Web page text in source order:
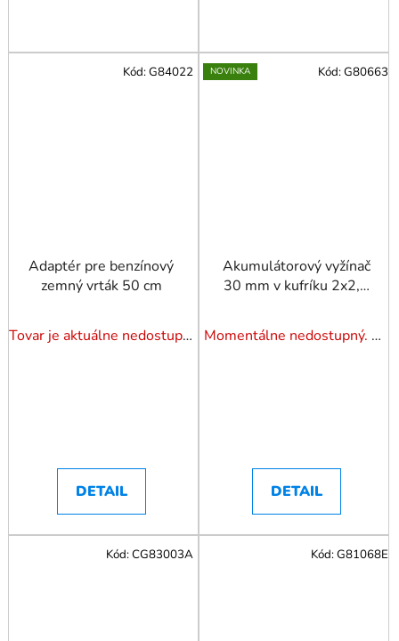
Adaptér pre benzínový
zemný vrták 50 cm
Tovar je aktuálne nedostupný. Dotazuj dostupnosť.
DETAIL
Kód:G84022 NOVINKA
Akumulátorový vyžínač
30 mm v kufríku 2x2,0
tyčou 1,65-2,50 m (10)
Momentálne nedostupný. Pozrite si naše varianty.
DETAIL
Kód:G80663
Kód:CG83003A Kód:G81068E